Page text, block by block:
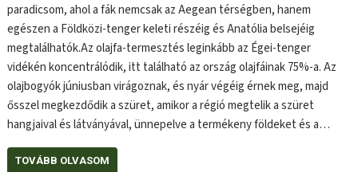
paradicsom, ahol a fák nemcsak az Aegean térségben, hanem
egészen a Földközi-tenger keleti részéig és Anatólia belsejéig
megtalálhatók.Az olajfa-termesztés leginkább az Égei-tenger
vidékén koncentrálódik, itt található az ország olajfáinak 75%-a. Az
olajbogyók júniusban virágoznak, és nyár végéig érnek meg, majd
ősszel megkezdődik a szüret, amikor a régió megtelik a szüret
hangjaival és látványával, ünnepelve a termékeny földeket és a…
TOVÁBB OLVASOM